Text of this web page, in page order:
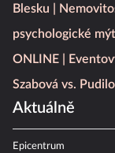
Blesku
psychologické
ONLINE
Szabová vs.
Aktuálně
Epicentrum